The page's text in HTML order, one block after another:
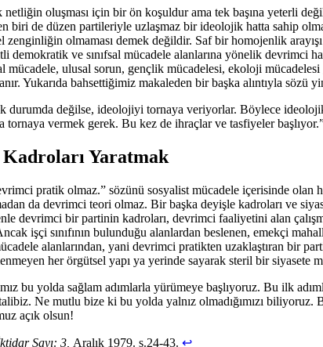
netliğin oluşması için bir ön koşuldur ama tek başına yeterli
de düzen partileriyle uzlaşmaz bir ideolojik hatta sahip
olmaması demek değildir. Saf bir homojenlik
ve sınıfsal mücadele alanlarına yönelik devrimci
mücadele, ulusal sorun, gençlik mücadelesi, ekoloji
Yukarıda bahsettiğimiz makaleden bir başka alıntıyla sözü
durumda değilse, ideolojiyi tornaya veriyorlar. Böylece
tornaya vermek gerek. Bu kez de ihraçlar ve tasfiyeler
Yaratmak
pratik olmaz.” sözünü sosyalist mücadele içerisinde
da devrimci teori olmaz. Bir başka deyişle kadroları ve
devrimci bir partinin kadroları, devrimci faaliyetini alan
işçi sınıfının bulunduğu alanlardan beslenen, emekçi
alanlarından, yani devrimci pratikten uzaklaştıran bir
her örgütsel yapı ya yerinde sayarak steril bir siyasete
bu yolda sağlam adımlarla yürümeye başlıyoruz. Bu ilk
Ne mutlu bize ki bu yolda yalnız olmadığımızı
açık olsun!
Sayı: 3, Aralık 1979. s.24-43. ↩︎